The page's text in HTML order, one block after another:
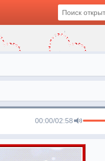
00:00/02:58